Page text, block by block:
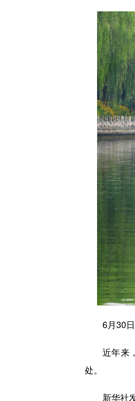
6月30日
近年来，
处。
新华社发